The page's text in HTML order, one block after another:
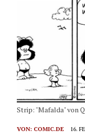
Strip: "Mafalda" von
VON: COMIC.DE 16.